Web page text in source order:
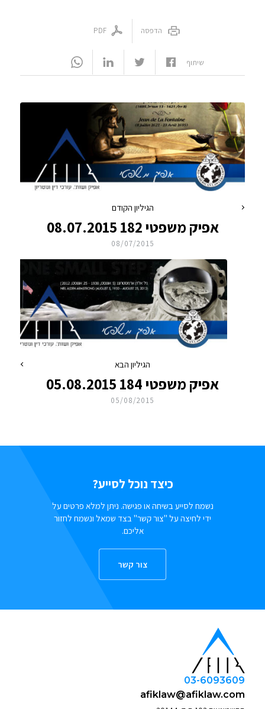
הדפסה PDF
שיתוף
הגיליון הקודם
אפיק משפטי 182 08.07.2015
08/07/2015
הגיליון הבא
אפיק משפטי 184 05.08.2015
05/08/2015
כיצד נוכל לסייע?
נשמח לסייע בשיחה או פגישה. ניתן למלא פרטים על
ידי לחיצה על "צור קשר" בצד שמאל ונשמח לחזור
אליכם.
צור קשר
03-6093609
afiklaw@afiklaw.com